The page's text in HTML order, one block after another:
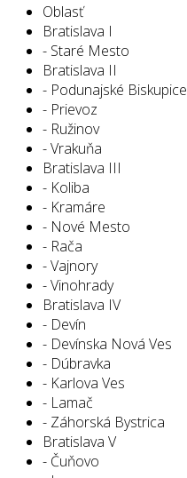
Oblasť
Bratislava I
- Staré Mesto
Bratislava II
- Podunajské Biskupice
- Prievoz
- Ružinov
- Vrakuňa
Bratislava III
- Koliba
- Kramáre
- Nové Mesto
- Rača
- Vajnory
- Vinohrady
Bratislava IV
- Devín
- Devínska Nová Ves
- Dúbravka
- Karlova Ves
- Lamač
- Záhorská Bystrica
Bratislava V
- Čuňovo